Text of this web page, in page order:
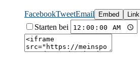
FacebookTweetEmail Embed Link
Starten bei